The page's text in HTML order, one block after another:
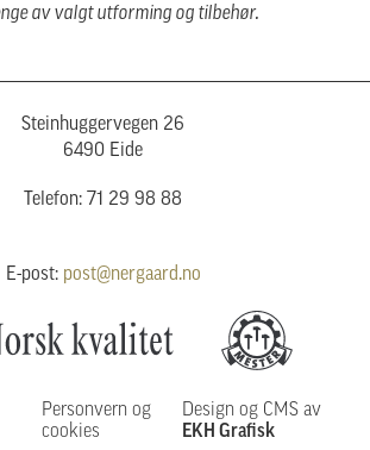
av valgt utforming og tilbehør.
Steinhuggervegen 26
6490 Eide
Telefon: 71 29 98 88
E-post: post@nergaard.no
Personvern og
cookies
Design og CMS av
EKH Grafisk